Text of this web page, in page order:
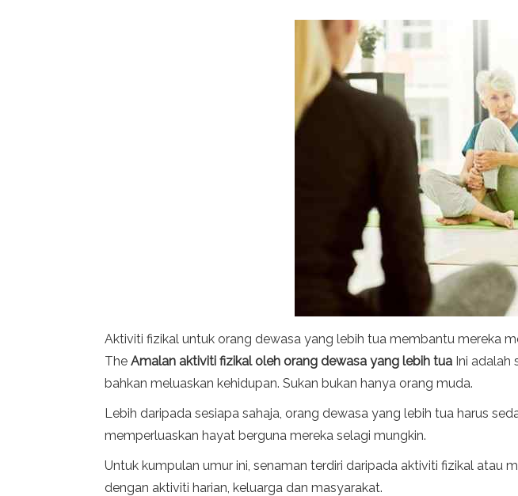
Aktiviti fizikal untuk orang dewasa yang lebih tua membantu mereka
The Amalan aktiviti fizikal oleh orang dewasa yang lebih tua Ini adalah
bahkan meluaskan kehidupan. Sukan bukan hanya orang muda.
Lebih daripada sesiapa sahaja, orang dewasa yang lebih tua harus
memperluaskan hayat berguna mereka selagi mungkin.
Untuk kumpulan umur ini, senaman terdiri daripada aktiviti fizikal atau
dengan aktiviti harian, keluarga dan masyarakat.